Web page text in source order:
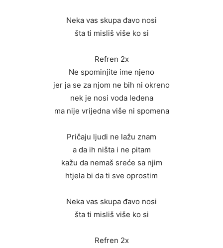
Neka vas skupa đavo nosi
šta ti misliš više ko si
Refren 2x
Ne spominjite ime njeno
jer ja se za njom ne bih ni okreno
nek je nosi voda ledena
ma nije vrijedna više ni spomena
Pričaju ljudi ne lažu znam
a da ih ništa i ne pitam
kažu da nemaš sreće sa njim
htjela bi da ti sve oprostim
Neka vas skupa đavo nosi
šta ti misliš više ko si
Refren 2x